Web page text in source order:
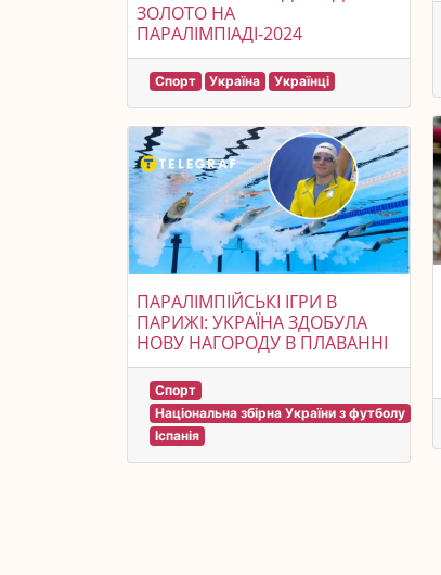
ЗОЛОТО НА
ПАРАЛІМПІАДІ-2024
Спорт Україна Українці
ПАРАЛІМПІЙСЬКІ ІГРИ В
ПАРИЖІ: УКРАЇНА ЗДОБУЛА
НОВУ НАГОРОДУ В ПЛАВАННІ
Спорт
Національна збірна України з футболу
Іспанія